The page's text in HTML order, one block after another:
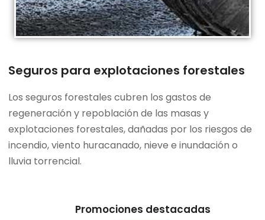
Seguros para explotaciones forestales
Los seguros forestales cubren los gastos de
regeneración y repoblación de las masas y
explotaciones forestales, dañadas por los riesgos de
incendio, viento huracanado, nieve e inundación o
lluvia torrencial.
Promociones destacadas